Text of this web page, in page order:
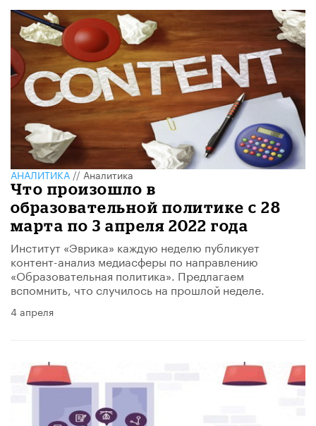
АНАЛИТИКА//Аналитика
Что произошло в
образовательной политике с 28
марта по 3 апреля 2022 года
Институт «Эврика» каждую неделю публикует
контент-анализ медиасферы по направлению
«Образовательная политика». Предлагаем
вспомнить, что случилось на прошлой неделе.
4 апреля